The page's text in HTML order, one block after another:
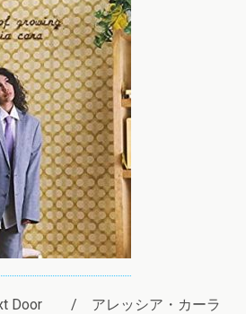
/ アレッシア・カーラ